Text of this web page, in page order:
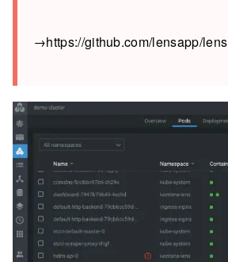
→https://github.com/lensapp/lens